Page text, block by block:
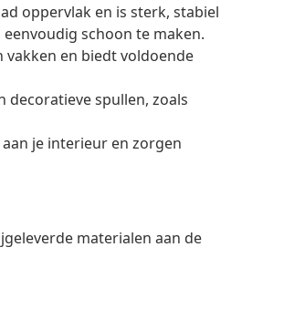
oppervlak en is sterk, stabiel
schoon te maken.
vakken en biedt voldoende
decoratieve spullen, zoals
je interieur en zorgen
materialen aan de